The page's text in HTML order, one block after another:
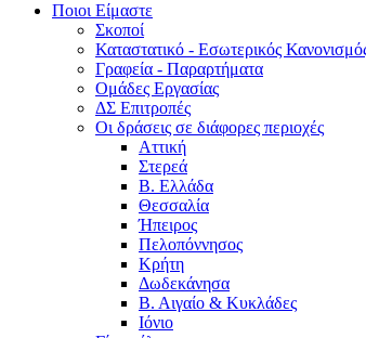
Ποιοι Είμαστε
Σκοποί
Καταστατικό - Εσωτερικός
Γραφεία - Παραρτήματα
Ομάδες Εργασίας
ΔΣ Επιτροπές
Οι δράσεις σε διάφορες περιοχές
Αττική
Στερεά
Β. Ελλάδα
Θεσσαλία
Ήπειρος
Πελοπόννησος
Κρήτη
Δωδεκάνησα
Β. Αιγαίο & Κυκλάδες
Ιόνιο